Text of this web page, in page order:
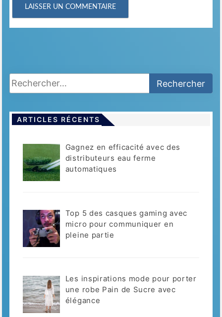
ARTICLES RÉCENTS
Gagnez en efficacité avec des
distributeurs eau ferme
automatiques
Top 5 des casques gaming avec
micro pour communiquer en
pleine partie
Les inspirations mode pour porter
une robe Pain de Sucre avec
élégance